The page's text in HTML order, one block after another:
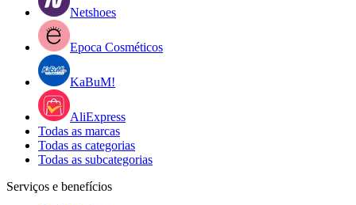
Netshoes
Epoca Cosméticos
KaBuM!
AliExpress
Todas as marcas
Todas as categorias
Todas as subcategorias
Serviços e benefícios